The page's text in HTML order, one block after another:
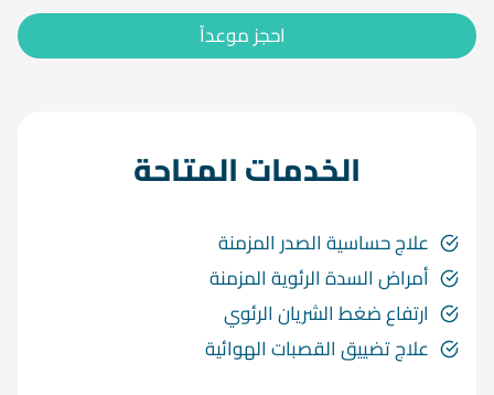
احجز موعداً
الخدمات المتاحة
علاج حساسية الصدر المزمنة
أمراض السدة الرئوية المزمنة
ارتفاع ضغط الشريان الرئوي
علاج تضييق القصبات الهوائية